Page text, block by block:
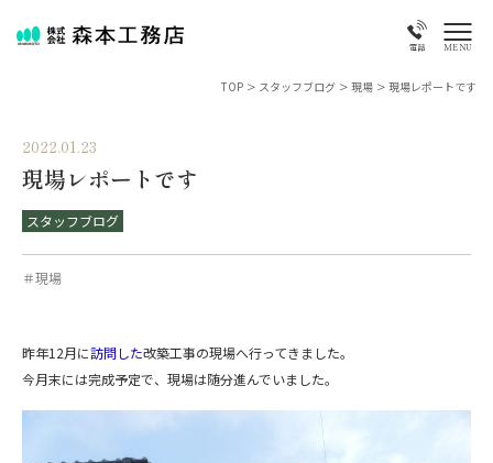
電話 MENU
TOP > スタッフブログ > 現場 > 現場レポートです
2022.01.23
現場レポートです
スタッフブログ
＃現場
昨年12月に訪問した改築工事の現場へ行ってきました。
今月末には完成予定で、現場は随分進んでいました。